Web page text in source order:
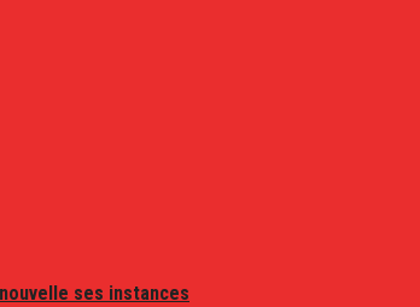
ses instances